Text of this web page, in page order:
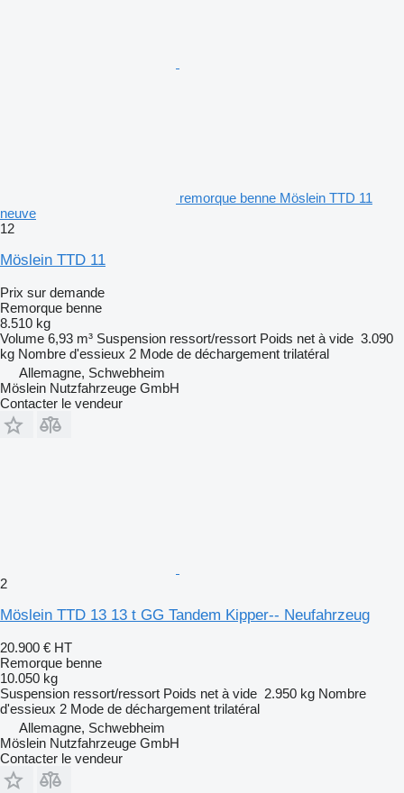
remorque benne Möslein TTD 11
neuve
12
Möslein TTD 11
Prix sur demande
Remorque benne
8.510 kg
Volume 6,93 m³ Suspension ressort/ressort Poids net à vide 3.090
kg Nombre d'essieux 2 Mode de déchargement trilatéral
Allemagne, Schwebheim
Möslein Nutzfahrzeuge GmbH
Contacter le vendeur
2
Möslein TTD 13 13 t GG Tandem Kipper-- Neufahrzeug
20.900 € HT
Remorque benne
10.050 kg
Suspension ressort/ressort Poids net à vide 2.950 kg Nombre
d'essieux 2 Mode de déchargement trilatéral
Allemagne, Schwebheim
Möslein Nutzfahrzeuge GmbH
Contacter le vendeur